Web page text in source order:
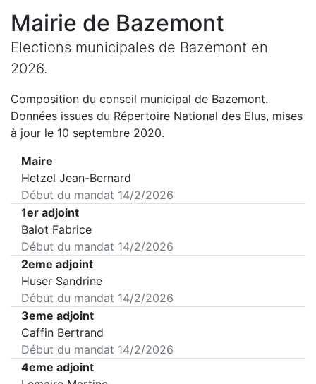
Mairie de Bazemont
Elections municipales de Bazemont en
2026.
Composition du conseil municipal de Bazemont.
Données issues du Répertoire National des Elus, mises
à jour le 10 septembre 2020.
Maire
Hetzel Jean-Bernard
Début du mandat 14/2/2026
1er adjoint
Balot Fabrice
Début du mandat 14/2/2026
2eme adjoint
Huser Sandrine
Début du mandat 14/2/2026
3eme adjoint
Caffin Bertrand
Début du mandat 14/2/2026
4eme adjoint